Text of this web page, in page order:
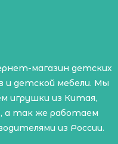
магазин детских
и детской мебели. Мы
игрушки из Китая,
а так же работаем
из России.